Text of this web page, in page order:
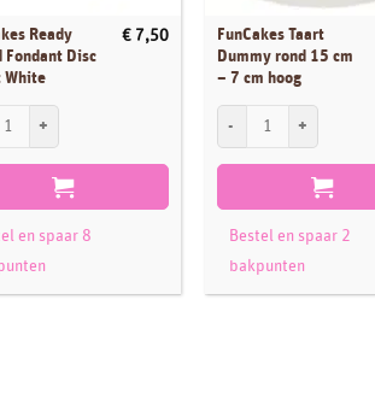
Ready
Fondant Disc
White
€7,50
en spaar 8
FunCakes Taart
Dummy rond 15 cm
– 7 cm hoog
Bestel en spaar 2
bakpunten